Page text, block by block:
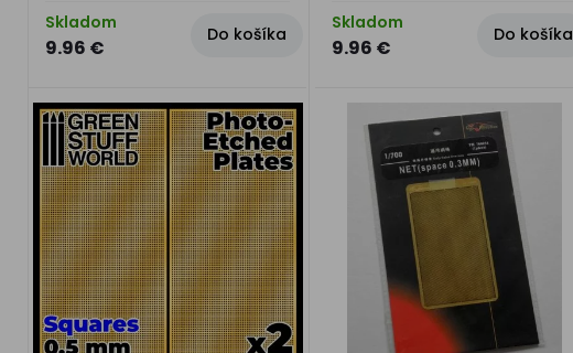
Skladom
9.96 €
Do košíka
Skladom
9.96 €
Do košíka